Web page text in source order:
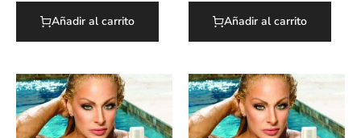
Añadir al carrito Añadir al carrito